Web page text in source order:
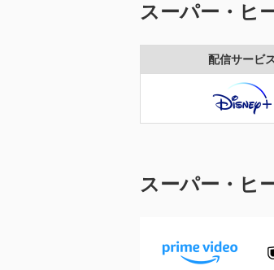
スーパー・ヒ
配信サービ
スーパー・ヒ